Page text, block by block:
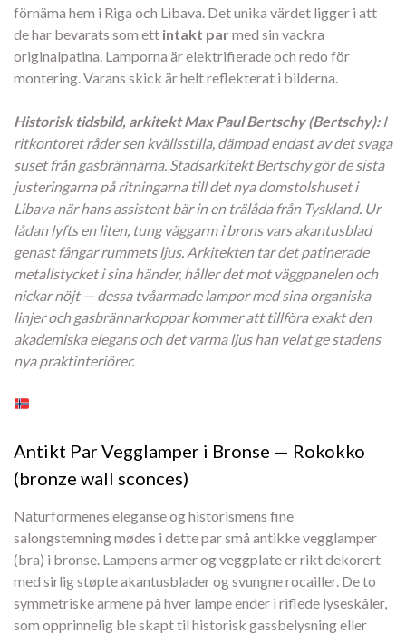
förnäma hem i Riga och Libava. Det unika värdet ligger i att
de har bevarats som ett intakt par med sin vackra
originalpatina. Lamporna är elektrifierade och redo för
montering. Varans skick är helt reflekterat i bilderna.
Historisk tidsbild, arkitekt Max Paul Bertschy (Bertschy): I
ritkontoret råder sen kvällsstilla, dämpad endast av det svaga
suset från gasbrännarna. Stadsarkitekt Bertschy gör de sista
justeringarna på ritningarna till det nya domstolshuset i
Libava när hans assistent bär in en trälåda från Tyskland. Ur
lådan lyfts en liten, tung väggarm i brons vars akantusblad
genast fångar rummets ljus. Arkitekten tar det patinerade
metallstycket i sina händer, håller det mot väggpanelen och
nickar nöjt — dessa tvåarmade lampor med sina organiska
linjer och gasbrännarkoppar kommer att tillföra exakt den
akademiska elegans och det varma ljus han velat ge stadens
nya praktinteriörer.
Antikt Par Vegglamper i Bronse — Rokokko
(bronze wall sconces)
Naturformenes eleganse og historismens fine
salongstemning mødes i dette par små antikke vegglamper
(bra) i bronse. Lampens armer og veggplate er rikt dekorert
med sirlig støpte akantusblader og svungne rocailler. De to
symmetriske armene på hver lampe ender i riflede lyseskåler,
som opprinnelig ble skapt til historisk gassbelysning eller